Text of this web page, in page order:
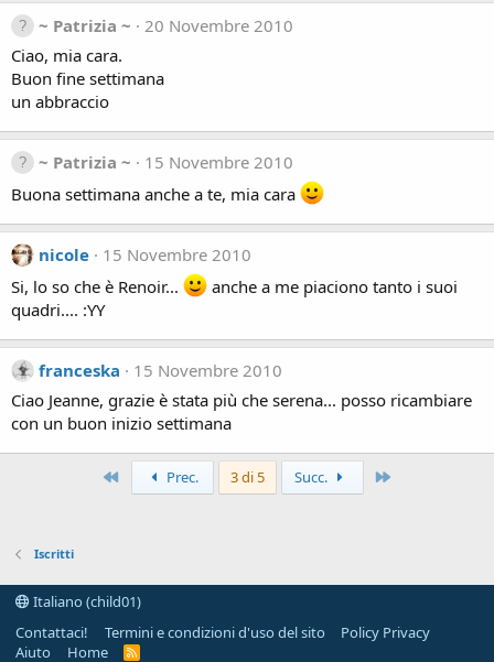
~ Patrizia ~
20 Novembre 2010
Ciao, mia cara.
Buon fine settimana
un abbraccio
~ Patrizia ~
15 Novembre 2010
Buona settimana anche a te, mia cara
nicole
15 Novembre 2010
Si, lo so che è Renoir...
anche a me piaciono tanto i suoi
quadri.... :YY
franceska
15 Novembre 2010
Ciao Jeanne, grazie è stata più che serena... posso ricambiare
con un buon inizio settimana
Primo Prec. 3 di 5 Succ.
Iscritti
Italiano (child01)
Contattaci!
Termini e condizioni d'uso del sito
Policy Privacy
Aiuto
Home
R